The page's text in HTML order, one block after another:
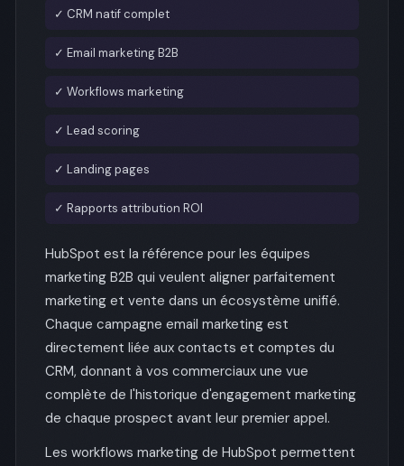
✓ CRM natif complet
✓ Email marketing B2B
✓ Workflows marketing
✓ Lead scoring
✓ Landing pages
✓ Rapports attribution ROI
HubSpot est la référence pour les équipes
marketing B2B qui veulent aligner parfaitement
marketing et vente dans un écosystème unifié.
Chaque campagne email marketing est
directement liée aux contacts et comptes du
CRM, donnant à vos commerciaux une vue
complète de l'historique d'engagement marketing
de chaque prospect avant leur premier appel.
Les workflows marketing de HubSpot permettent